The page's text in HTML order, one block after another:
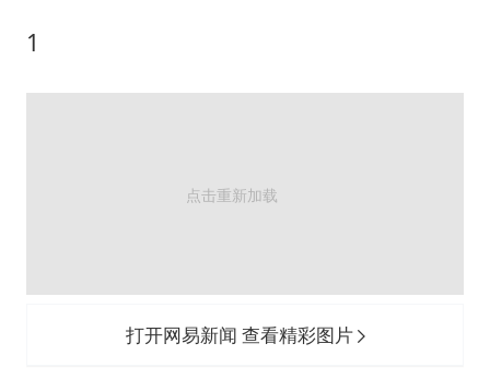
1
打开网易新闻 查看精彩图片